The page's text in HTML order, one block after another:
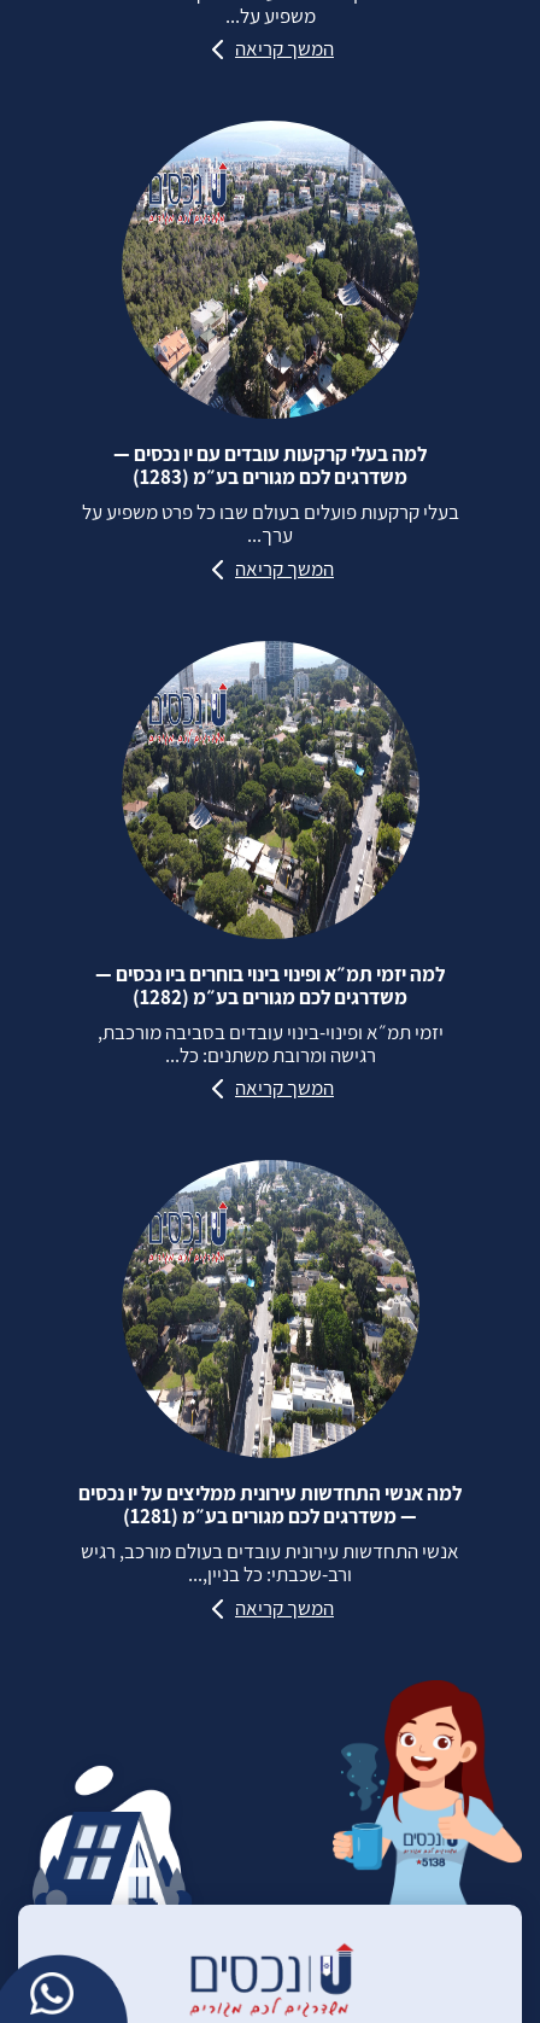
משפיע על...
המשך קריאה
למה בעלי קרקעות עובדים עם יו נכסים —
משדרגים לכם מגורים בע״מ (1283)
בעלי קרקעות פועלים בעולם שבו כל פרט משפיע על
ערך...
המשך קריאה
למה יזמי תמ״א ופינוי בינוי בוחרים ביו נכסים —
משדרגים לכם מגורים בע״מ (1282)
יזמי תמ״א ופינוי‑בינוי עובדים בסביבה מורכבת,
רגישה ומרובת משתנים: כל...
המשך קריאה
למה אנשי התחדשות עירונית ממליצים על יו נכסים
— משדרגים לכם מגורים בע״מ (1281)
אנשי התחדשות עירונית עובדים בעולם מורכב, רגיש
ורב‑שכבתי: כל בניין,...
המשך קריאה